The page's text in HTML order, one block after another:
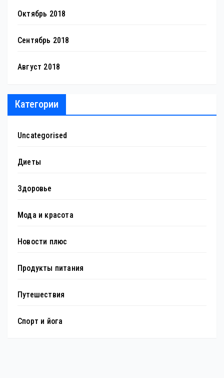
Октябрь 2018
Сентябрь 2018
Август 2018
Категории
Uncategorised
Диеты
Здоровье
Мода и красота
Новости плюс
Продукты питания
Путешествия
Спорт и йога